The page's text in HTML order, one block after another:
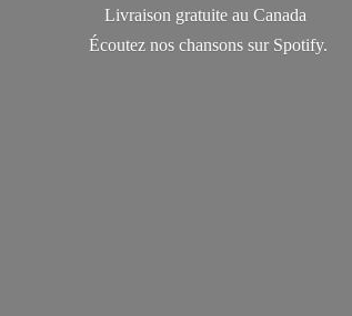
Livraison gratuite au Canada
Écoutez nos chansons sur Spotify.